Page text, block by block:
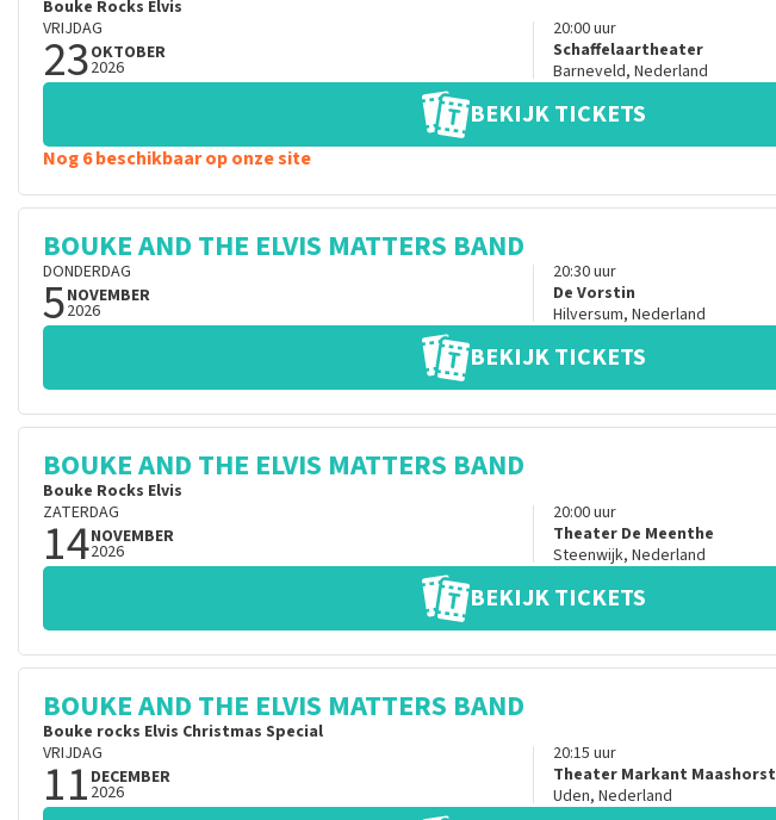
Bouke Rocks Elvis
VRIJDAG
23OKTOBER
2026
20:00uur
Schaffelaartheater
Barneveld, Nederland
BEKIJK TICKETS
Nog 6 beschikbaar op onze site
BOUKE AND THE ELVIS MATTERS BAND
DONDERDAG
5NOVEMBER
2026
20:30uur
De Vorstin
Hilversum, Nederland
BEKIJK TICKETS
BOUKE AND THE ELVIS MATTERS BAND
Bouke Rocks Elvis
ZATERDAG
14NOVEMBER
2026
20:00uur
Theater De Meenthe
Steenwijk, Nederland
BEKIJK TICKETS
BOUKE AND THE ELVIS MATTERS BAND
Bouke rocks Elvis Christmas Special
VRIJDAG
11 DECEMBER
2026
20:15 uur
Theater Markant Maashorst
Uden, Nederland